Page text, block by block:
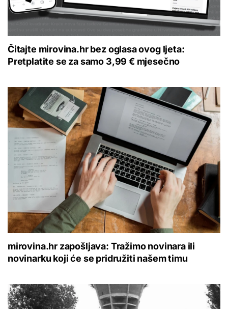
Čitajte mirovina.hr bez oglasa ovog ljeta:
Pretplatite se za samo 3,99 € mjesečno
mirovina.hr zapošljava: Tražimo novinara ili
novinarku koji će se pridružiti našem timu